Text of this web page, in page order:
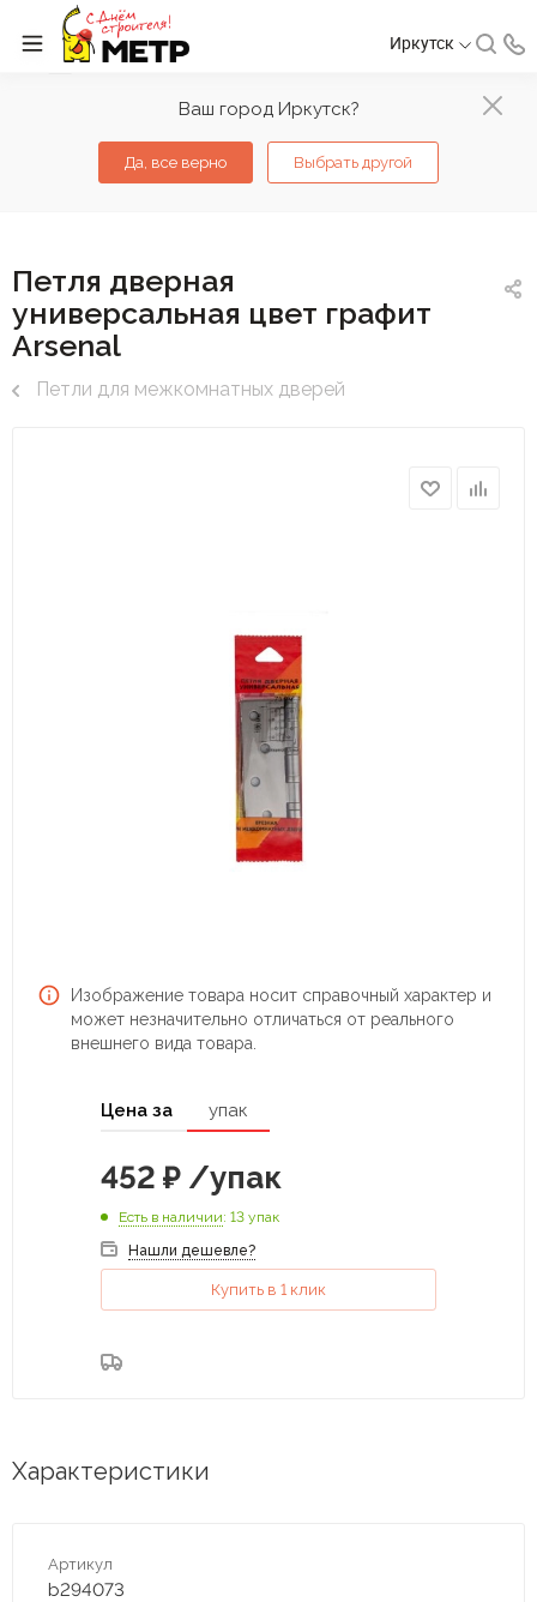
Ваш город Иркутск?
Да, все верно Выбрать другой
Иркутск
Петля дверная
универсальная цвет графит
Arsenal
Петли для межкомнатных дверей
Изображение товара носит справочный характер и
может незначительно отличаться от реального
внешнего вида товара.
Цена за упак
452 ₽ /упак
Есть в наличии: 13 упак
Нашли дешевле?
Купить в 1 клик
Характеристики
Артикул
b294073